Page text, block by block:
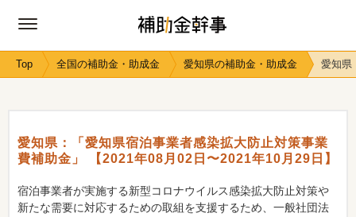
Top 全国の補助金・助成金 愛知県の補助金・助成金 愛知県
愛知県：「愛知県宿泊事業者感染拡大防止対策事業
費補助金」 【2021年08月02日〜2021年10月29日】
宿泊事業者が実施する新型コロナウイルス感染拡大防止対策や
新たな需要に対応するための取組を支援するため、一般社団法